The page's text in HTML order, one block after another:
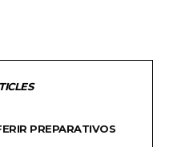
PREPARATIVOS